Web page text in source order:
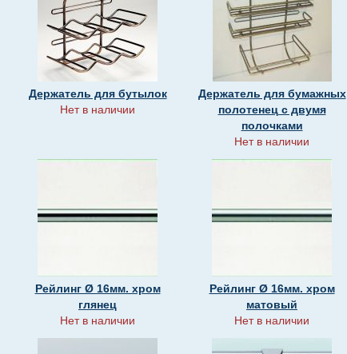
Держатель для бутылок
Нет в наличии
Держатель для бумажных
полотенец с двумя
полочками
Нет в наличии
Рейлинг Ø 16мм. хром
глянец
Нет в наличии
Рейлинг Ø 16мм. хром
матовый
Нет в наличии